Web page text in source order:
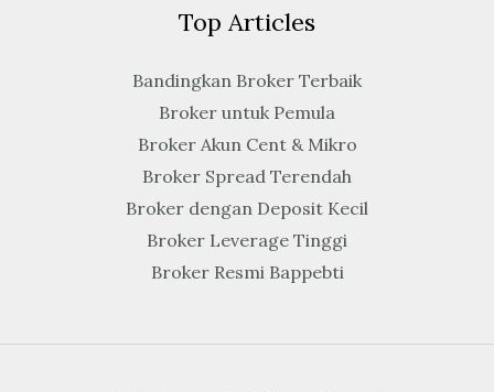
Top Articles
Bandingkan Broker Terbaik
Broker untuk Pemula
Broker Akun Cent & Mikro
Broker Spread Terendah
Broker dengan Deposit Kecil
Broker Leverage Tinggi
Broker Resmi Bappebti